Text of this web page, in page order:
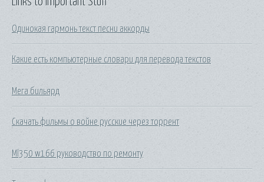
Одинокая гармонь текст песни аккорды
Какие есть компьютерные словари для перевода текстов
Мега бильярд
Скачать фильмы о войне русские через торрент
Ml350 w166 руководство по ремонту